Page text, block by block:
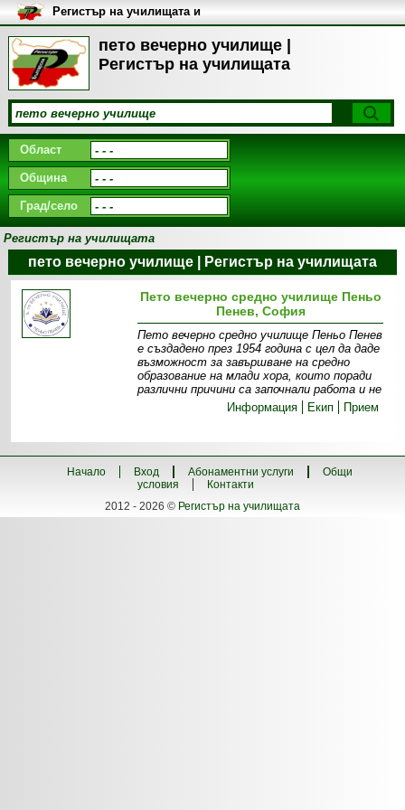
пето вечерно училище |
Регистър на училищата
Регистър на училищата и
университетите в България
Област
Община
Град/село
Регистър на училищата
пето вечерно училище | Регистър на училищата
Пето вечерно средно училище Пеньо
Пенев, София
Пето вечерно средно училище Пеньо Пенев
е създадено през 1954 година с цел да даде
възможност за завършване на средно
образование на млади хора, които поради
различни причини са започнали работа и не
Информация
Екип Прием
Начало Вход Абонаментни услуги
Общи
условия
Контакти
2012 - 2026 © Регистър на училищата